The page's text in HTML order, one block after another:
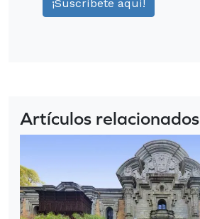
Artículos relacionados